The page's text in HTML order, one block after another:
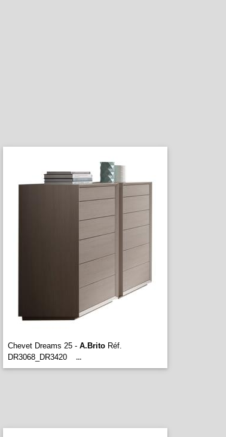
Chevet Dreams 25 - A.Brito Réf.
DR3068_DR3420
...